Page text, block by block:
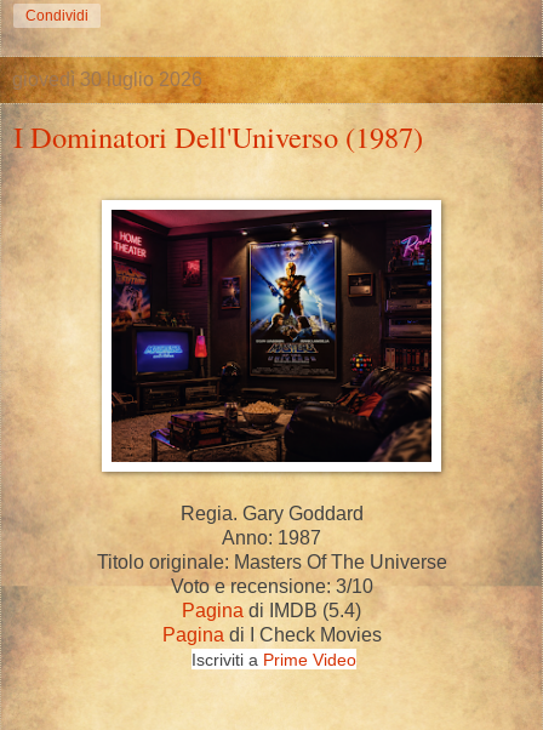
Condividi
giovedì 30 luglio 2026
I Dominatori Dell'Universo (1987)
Regia. Gary Goddard
Anno: 1987
Titolo originale: Masters Of The Universe
Voto e recensione: 3/10
Pagina di IMDB (5.4)
Pagina di I Check Movies
Iscriviti a Prime Video